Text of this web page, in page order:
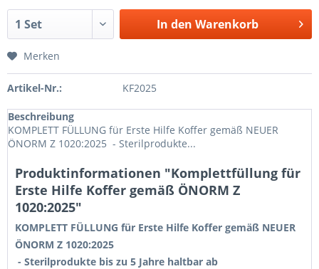
In den Warenkorb
Merken
Artikel-Nr.: KF2025
Beschreibung
KOMPLETT FÜLLUNG für Erste Hilfe Koffer gemäß NEUER
ÖNORM Z 1020:2025 - Sterilprodukte...
Produktinformationen "Komplettfüllung für
Erste Hilfe Koffer gemäß ÖNORM Z
1020:2025"
KOMPLETT FÜLLUNG für Erste Hilfe Koffer gemäß NEUER
ÖNORM Z 1020:2025
- Sterilprodukte bis zu 5 Jahre haltbar ab